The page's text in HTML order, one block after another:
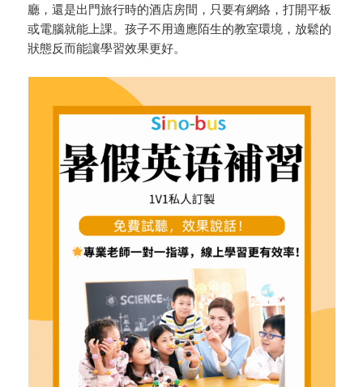
廳，還是出門旅行時的酒店房間，只要有網絡，打開平板
或電腦就能上課。孩子不用適應陌生的教室環境，放鬆的
狀態反而能讓學習效果更好。